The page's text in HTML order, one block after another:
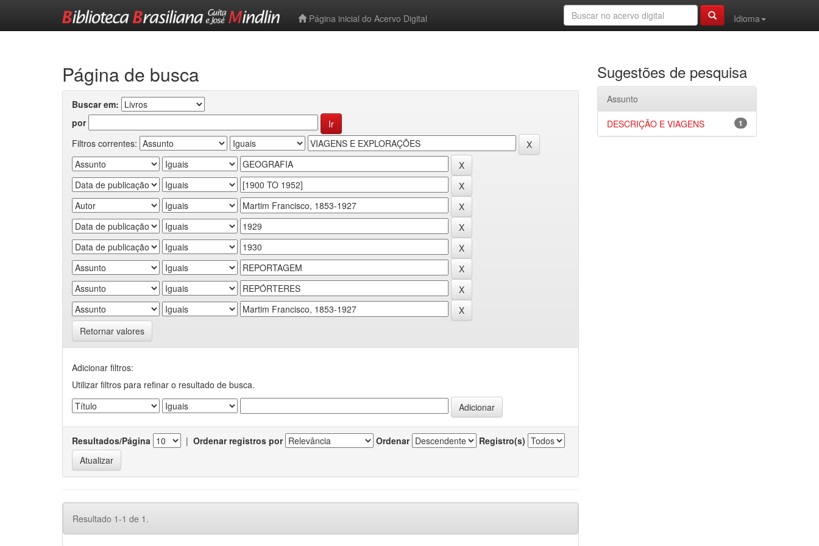
Página inicial do Acervo Digital
Idioma
Página de busca
Buscar em:
por
Filtros correntes:
Retornar valores
Adicionar filtros:
Utilizar filtros para refinar o resultado de busca.
Resultados/Página | Ordenar registros por Ordenar Registro(s)
Resultado 1-1 de 1.
Sugestões de pesquisa
Assunto
1
DESCRIÇÃO E VIAGENS